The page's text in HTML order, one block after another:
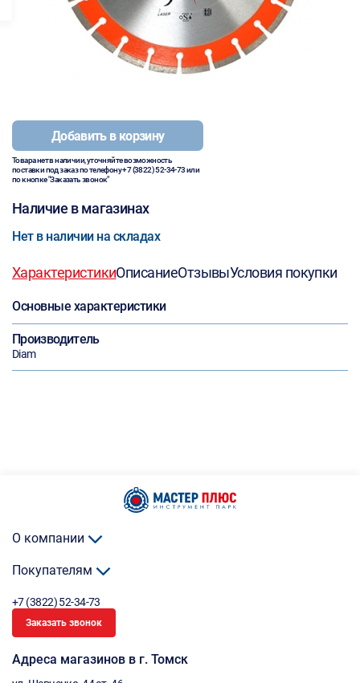
Добавить в корзину
Товара нет в наличии, уточняйте возможность
поставки под заказ по телефону+7 (3822) 52-34-73или
по кнопке "Заказать звонок"
Наличие в магазинах
Нет в наличии на складах
ХарактеристикиОписаниеОтзывыУсловия покупки
Основные характеристики
Производитель
Diam
О компании
Покупателям
+7 (3822) 52-34-73
Заказать звонок
Адреса магазинов в г. Томск